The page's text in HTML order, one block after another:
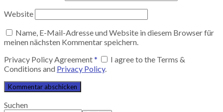
Website
Name, E-Mail-Adresse und Website in diesem Browser für
meinen nächsten Kommentar speichern.
Privacy Policy Agreement*
I agree to the Terms &
Conditions and Privacy Policy.
Suchen